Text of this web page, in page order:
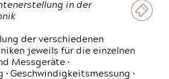
in der
der verschiedenen
jeweils für die einzelnen
Messgeräte •
Geschwindigkeitsmessung •